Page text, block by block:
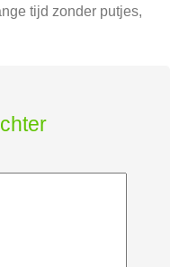
tijd zonder putjes,